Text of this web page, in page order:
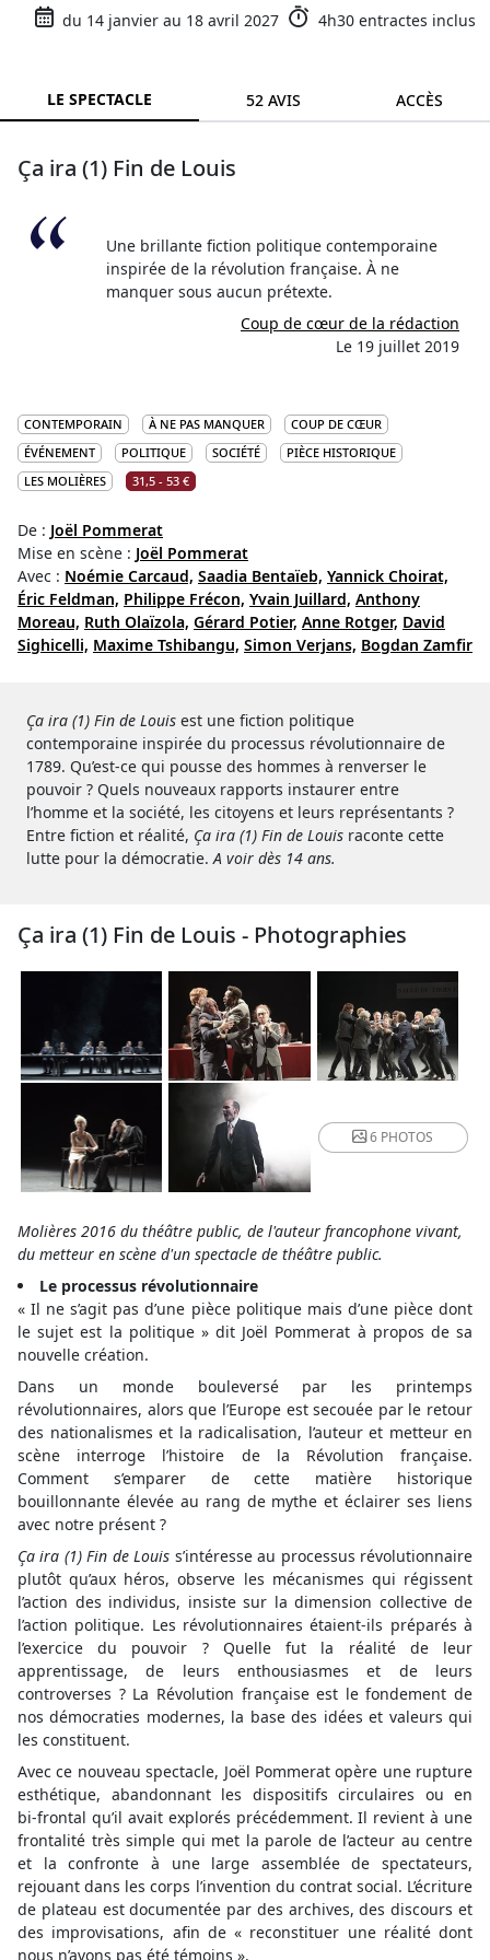
du 14 janvier au 18 avril 2027 4h30 entractes inclus
LE SPECTACLE 52 AVIS ACCÈS
Ça ira (1) Fin de Louis
Une brillante fiction politique contemporaine
inspirée de la révolution française. À ne
manquer sous aucun prétexte.
Coup de cœur de la rédaction
Le 19 juillet 2019
CONTEMPORAIN À NE PAS MANQUER
COUP DE CŒUR
ÉVÉNEMENT
POLITIQUE SOCIÉTÉ
PIÈCE HISTORIQUE
LES MOLIÈRES
31,5 - 53 €
De : Joël Pommerat
Mise en scène : Joël Pommerat
Avec : Noémie Carcaud, Saadia Bentaïeb, Yannick Choirat,
Éric Feldman, Philippe Frécon, Yvain Juillard, Anthony
Moreau, Ruth Olaïzola, Gérard Potier, Anne Rotger, David
Sighicelli, Maxime Tshibangu, Simon Verjans, Bogdan Zamfir
Ça ira (1) Fin de Louis est une fiction politique
contemporaine inspirée du processus révolutionnaire de
1789. Qu’est-ce qui pousse des hommes à renverser le
pouvoir ? Quels nouveaux rapports instaurer entre
l’homme et la société, les citoyens et leurs représentants ?
Entre fiction et réalité, Ça ira (1) Fin de Louis raconte cette
lutte pour la démocratie.A voir dès 14 ans.
Ça ira (1) Fin de Louis - Photographies
6 PHOTOS
Molières 2016 du théâtre public, de l'auteur francophone vivant,
du metteur en scène d'un spectacle de théâtre public.
Le processus révolutionnaire
« Il ne s’agit pas d’une pièce politique mais d’une pièce dont
le sujet est la politique » dit Joël Pommerat à propos de sa
nouvelle création.
Dans un monde bouleversé par les printemps
révolutionnaires, alors que l’Europe est secouée par le retour
des nationalismes et la radicalisation, l’auteur et metteur en
scène interroge l’histoire de la Révolution française.
Comment s’emparer de cette matière historique
bouillonnante élevée au rang de mythe et éclairer ses liens
avec notre présent ?
Ça ira (1) Fin de Louis s’intéresse au processus révolutionnaire
plutôt qu’aux héros, observe les mécanismes qui régissent
l’action des individus, insiste sur la dimension collective de
l’action politique. Les révolutionnaires étaient‑ils préparés à
l’exercice du pouvoir ? Quelle fut la réalité de leur
apprentissage, de leurs enthousiasmes et de leurs
controverses ? La Révolution française est le fondement de
nos démocraties modernes, la base des idées et valeurs qui
les constituent.
Avec ce nouveau spectacle, Joël Pommerat opère une rupture
esthétique, abandonnant les dispositifs circulaires ou en
bi‑frontal qu’il avait explorés précédemment. Il revient à une
frontalité très simple qui met la parole de l’acteur au centre
et la confronte à une large assemblée de spectateurs,
rejouant dans les corps l’invention du contrat social. L’écriture
de plateau est documentée par des archives, des discours et
des improvisations, afin de « reconstituer une réalité dont
nous n’avons pas été témoins ».